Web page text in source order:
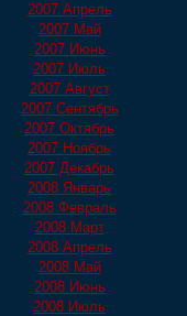
2007 Апрель
2007 Май
2007 Июнь
2007 Июль
2007 Август
2007 Сентябрь
2007 Октябрь
2007 Ноябрь
2007 Декабрь
2008 Январь
2008 Февраль
2008 Март
2008 Апрель
2008 Май
2008 Июнь
2008 Июль